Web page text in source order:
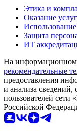
Этика и
Оказание услуг
Защита
ИТ
На информационном
рекомендательные
предоставления
и анализа
пользователей сети
Российской